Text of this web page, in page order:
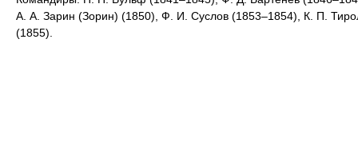
А. А. Зарин (Зорин) (1850), Ф. И. Суслов (1853–1854), К. П.
(1855).